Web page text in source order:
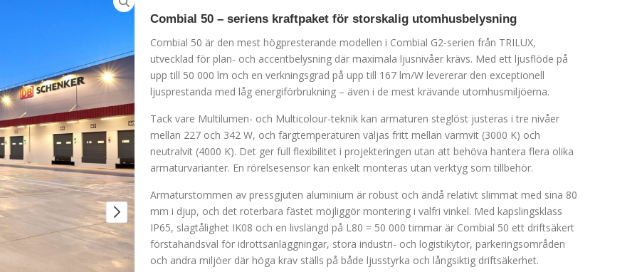
Combial 50 – seriens kraftpaket för storskalig utomhusbelysning
Combial 50 är den mest högpresterande modellen i Combial G2-serien från TRILUX,
utvecklad för plan- och accentbelysning där maximala ljusnivåer krävs. Med ett ljusflöde på
upp till 50 000 lm och en verkningsgrad på upp till 167 lm/W levererar den exceptionell
ljusprestanda med låg energiförbrukning – även i de mest krävande utomhusmiljöerna.
Tack vare Multilumen- och Multicolour-teknik kan armaturen steglöst justeras i tre nivåer
mellan 227 och 342 W, och färgtemperaturen väljas fritt mellan varmvit (3000 K) och
neutralvit (4000 K). Det ger full flexibilitet i projekteringen utan att behöva hantera flera olika
armaturvarianter. En rörelsesensor kan enkelt monteras utan verktyg som tillbehör.
Armaturstommen av pressgjuten aluminium är robust och ändå relativt slimmat med sina 80
mm i djup, och det roterbara fästet möjliggör montering i valfri vinkel. Med kapslingsklass
IP65, slagtålighet IK08 och en livslängd på L80 = 50 000 timmar är Combial 50 ett driftsäkert
förstahandsval för idrottsanläggningar, stora industri- och logistikytor, parkeringsområden
och andra miljöer där höga krav ställs på både ljusstyrka och långsiktig driftsäkerhet.